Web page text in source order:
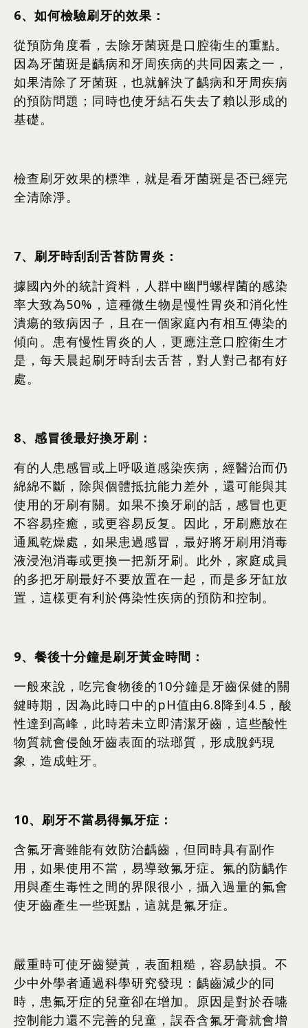
6、如何檢驗刷牙的效果：
從預防角度看，去除牙菌斑是口腔衛生的重點。
因為牙菌斑是齲病和牙周疾病的共同因素之一，
如果清除了牙菌斑，也就解決了齲病和牙周疾病
的預防問題；同時也使牙結石失去了賴以形成的
基礎。
檢查刷牙效果的標準，就是看牙菌斑是否已經完
全清除淨。
7、刷牙時刮刮舌苔防胃炎：
據國內外的統計資料，人群中幽門螺桿菌的感染
率大致為50%，這種微生物是慢性胃炎和消化性
潰瘍的致病因子，且在一個家庭內有相互傳染的
傾向。患有慢性胃炎的人，更應注意口腔衛生才
是，每天晨起刷牙時刮去舌苔，對人對己都有好
處。
8、感冒後最好換牙刷：
有的人患感冒或上呼吸道感染疾病，經醫治而仍
綿綿不斷，除與個體抵抗能力差外，還可能與其
使用的牙刷有關。如果不換牙刷的話，感冒也更
不容易痊癒，或更容易反复。因此，牙刷應放在
通風乾燥處，如果患過感冒，最好將牙刷用消毒
液浸泡消毒或更換一把新牙刷。此外，家庭成員
的多把牙刷最好不要放置在一起，而是多牙缸放
置，這樣更有利於傳染性疾病的預防和控制。
9、餐後十分鐘是刷牙黃金時間：
一般來說，吃完食物後的10分鐘是牙齒保健的關
鍵時期，因為此時口中的pH值由6.8降到4.5，酸
性達到高峰，此時若未立即清潔牙齒，這些酸性
物質就會侵蝕牙齒表面的琺瑯質，形成脫鈣現
象，造成蛀牙。
10、刷牙不當易得氟牙症：
含氟牙膏雖能有效防治齲齒，但同時具有副作
用，如果使用不當，易導致氟牙症。氟的防齲作
用與產生毒性之間的界限很小，攝入過量的氟會
使牙齒產生一些斑點，這就是氟牙症。
嚴重時可使牙齒變黃，表面粗糙，容易缺損。不
少中外學者通過科學研究發現：齲齒減少的同
時，患氟牙症的兒童卻在增加。原因是對於吞嚥
控制能力還不完善的兒童，誤吞含氟牙膏就會增